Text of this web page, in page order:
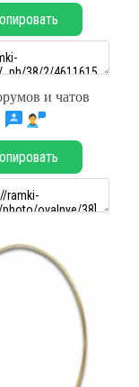
и чатов